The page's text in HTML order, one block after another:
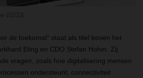
de toekomst" staat als titel boven het
Eling en CDO Stefan Hohm. Zij
vragen, zoals hoe digitalisering mensen
ondersteunt, connectiviteit